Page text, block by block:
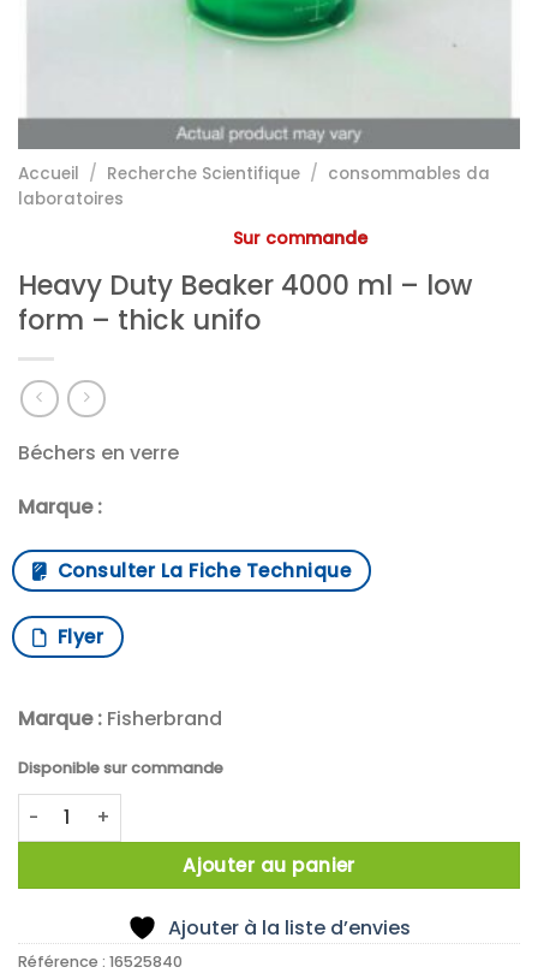
Accueil / Recherche Scientifique / consommables da
laboratoires
Sur commande
Heavy Duty Beaker 4000 ml – low
form – thick unifo
Béchers en verre
Marque :
Consulter La Fiche Technique
Flyer
Marque : Fisherbrand
Disponible sur commande
quantité de Heavy Duty Beaker 4000 ml - low form -
Ajouter au panier
Ajouter à la liste d’envies
Référence : 16525840